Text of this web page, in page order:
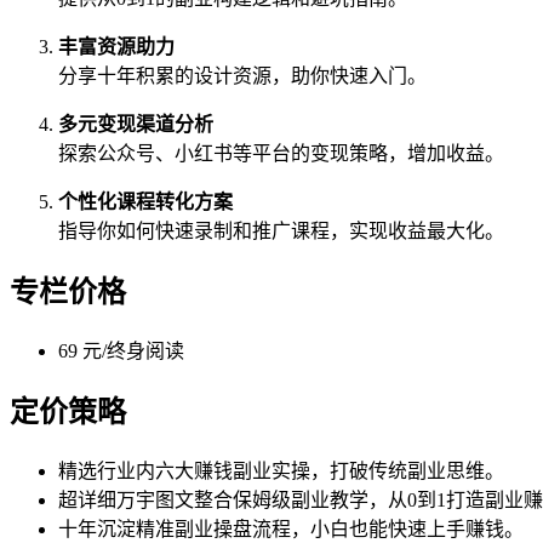
丰富资源助力
分享十年积累的设计资源，助你快速入门。
多元变现渠道分析
探索公众号、小红书等平台的变现策略，增加收益。
个性化课程转化方案
指导你如何快速录制和推广课程，实现收益最大化。
专栏价格
69 元/终身阅读
定价策略
精选行业内六大赚钱副业实操，打破传统副业思维。
超详细万宇图文整合保姆级副业教学，从0到1打造副业赚
十年沉淀精准副业操盘流程，小白也能快速上手赚钱。